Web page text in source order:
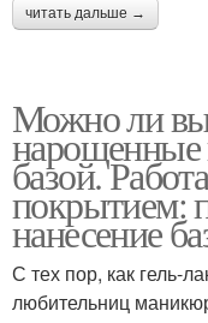
читать дальше →
Можно ли
нарощенные
базой.
покрытием:
нанесение
С тех пор, как гель-
любительниц